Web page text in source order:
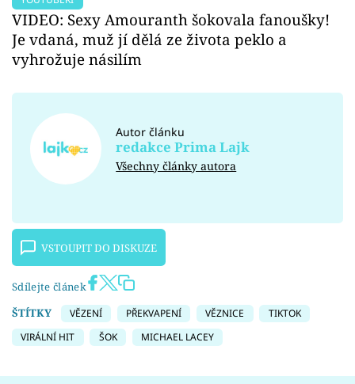
VIDEO: Sexy Amouranth šokovala fanoušky!
Je vdaná, muž jí dělá ze života peklo a
vyhrožuje násilím
Autor článku
redakce Prima Lajk
Všechny články autora
VSTOUPIT DO DISKUZE
Sdílejte článek
ŠTÍTKY
VĚZENÍ PŘEKVAPENÍ VĚZNICE
TIKTOK
VIRÁLNÍ HIT
ŠOK MICHAEL LACEY